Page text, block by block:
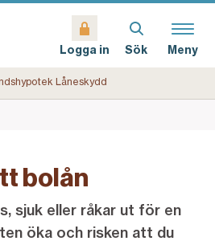
Logga in Sök Meny
Låneskydd
bolån
sjuk eller råkar ut för en
öka och risken att du